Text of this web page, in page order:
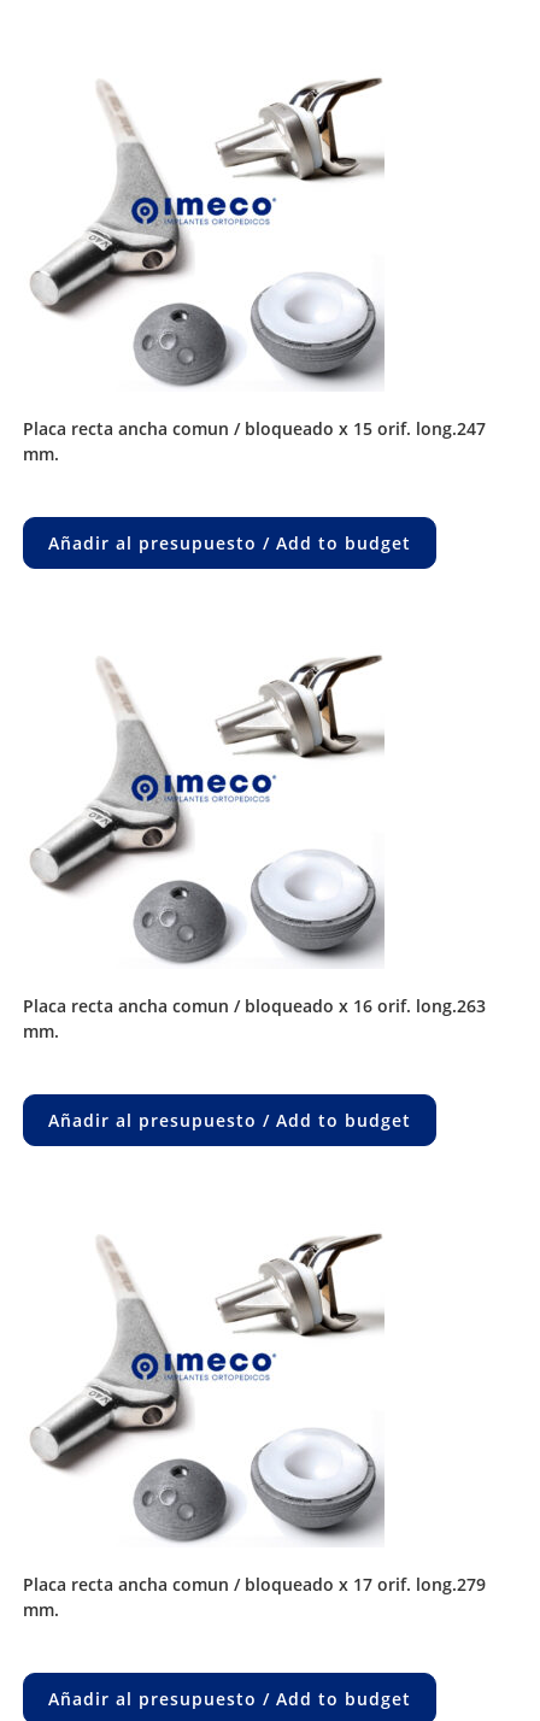
placa recta ancha comun / bloqueado x 15 orif. long.247
mm.
Añadir al presupuesto / Add to budget
placa recta ancha comun / bloqueado x 16 orif. long.263
mm.
Añadir al presupuesto / Add to budget
placa recta ancha comun / bloqueado x 17 orif. long.279
mm.
Añadir al presupuesto / Add to budget